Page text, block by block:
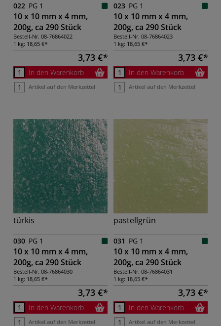
022 PG 1
10 x 10 mm x 4 mm,
200g, ca 290 Stück
Bestell-Nr. 08-76864022
1 kg: 18,65 €
3,73 €
In den Warenkorb
Artikel auf den Merkzettel
023 PG 1
10 x 10 mm x 4 mm,
200g, ca 290 Stück
Bestell-Nr. 08-76864023
1 kg: 18,65 €
3,73 €
In den Warenkorb
Artikel auf den Merkzettel
türkis
030 PG 1
10 x 10 mm x 4 mm,
200g, ca 290 Stück
Bestell-Nr. 08-76864030
1 kg: 18,65 €
3,73 €
In den Warenkorb
Artikel auf den Merkzettel
pastellgrün
031 PG 1
10 x 10 mm x 4 mm,
200g, ca 290 Stück
Bestell-Nr. 08-76864031
1 kg: 18,65 €
3,73 €
In den Warenkorb
Artikel auf den Merkzettel